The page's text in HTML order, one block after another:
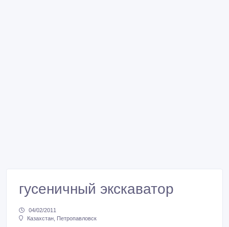
гусеничный экскаватор
04/02/2011
Казахстан, Петропавловск